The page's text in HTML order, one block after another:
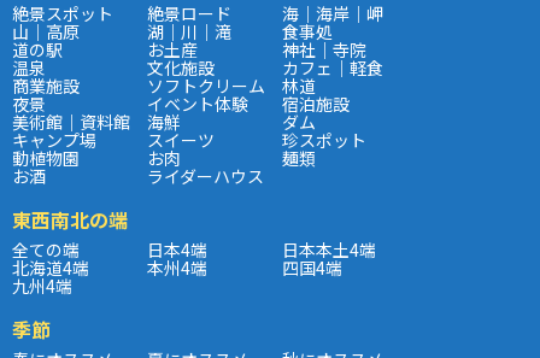
絶景スポット 絶景ロード 海｜海岸｜岬
山｜高原 湖｜川｜滝 食事処
道の駅 お土産 神社｜寺院
温泉 文化施設 カフェ｜軽食
商業施設 ソフトクリーム 林道
夜景 イベント体験 宿泊施設
美術館｜資料館 海鮮 ダム
キャンプ場 スイーツ 珍スポット
動植物園 お肉 麺類
お酒 ライダーハウス
東西南北の端
全ての端 日本4端 日本本土4端
北海道4端 本州4端 四国4端
九州4端
季節